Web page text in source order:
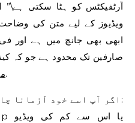
آرٹفیکٹس کو ہٹا سکتی ہے\”
ویڈیوز کے لیے متن کی
ابھی بھی جانچ میں ہے اور
صارفین تک محدود ہے جو کہ
.
اگر آپ اسے خود آزمانا